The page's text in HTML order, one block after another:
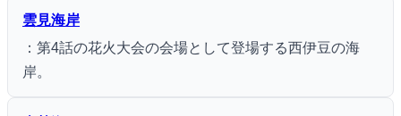
雲見海岸
：第4話の花火大会の会場として登場する西伊豆の海
岸。